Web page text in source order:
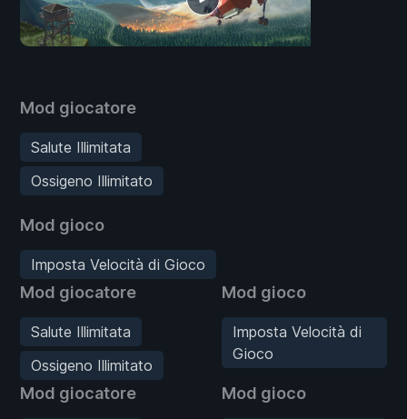
Mod giocatore
Salute Illimitata
Ossigeno Illimitato
Mod gioco
Imposta Velocità di Gioco
Mod giocatore
Salute Illimitata
Ossigeno Illimitato
Mod gioco
Imposta Velocità di
Gioco
Mod giocatore Mod gioco